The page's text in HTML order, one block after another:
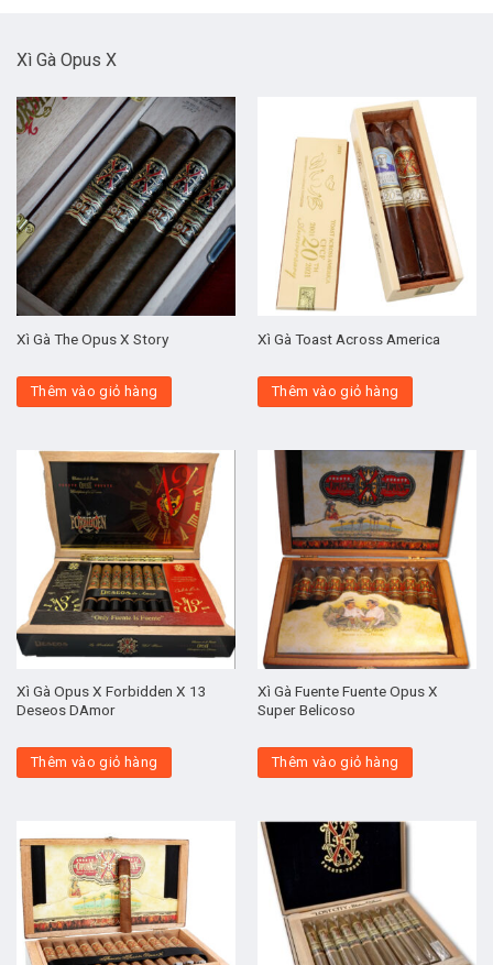
Xì Gà Opus X
Xì Gà The Opus X Story
Thêm vào giỏ hàng
Xì Gà Toast Across America
Thêm vào giỏ hàng
Xì Gà Opus X Forbidden X 13
Deseos DAmor
Thêm vào giỏ hàng
Xì Gà Fuente Fuente Opus X
Super Belicoso
Thêm vào giỏ hàng